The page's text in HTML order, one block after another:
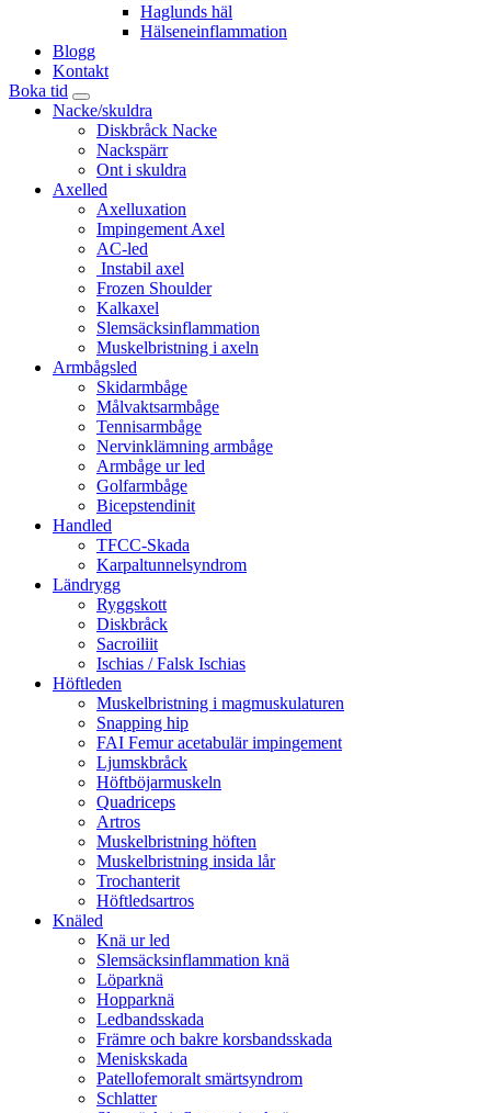
Haglunds häl
Hälseneinflammation
Blogg
Kontakt
Boka tid
Nacke/skuldra
Diskbråck Nacke
Nackspärr
Ont i skuldra
Axelled
Axelluxation
Impingement Axel
AC-led
Instabil axel
Frozen Shoulder
Kalkaxel
Slemsäcksinflammation
Muskelbristning i axeln
Armbågsled
Skidarmbåge
Målvaktsarmbåge
Tennisarmbåge
Nervinklämning armbåge
Armbåge ur led
Golfarmbåge
Bicepstendinit
Handled
TFCC-Skada
Karpaltunnelsyndrom
Ländrygg
Ryggskott
Diskbråck
Sacroiliit
Ischias / Falsk Ischias
Höftleden
Muskelbristning i magmuskulaturen
Snapping hip
FAI Femur acetabulär impingement
Ljumskbråck
Höftböjarmuskeln
Quadriceps
Artros
Muskelbristning höften
Muskelbristning insida lår
Trochanterit
Höftledsartros
Knäled
Knä ur led
Slemsäcksinflammation knä
Löparknä
Hopparknä
Ledbandsskada
Främre och bakre korsbandsskada
Meniskskada
Patellofemoralt smärtsyndrom
Schlatter